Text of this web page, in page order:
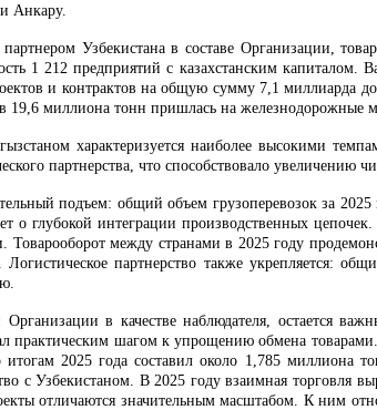
Анкару.
Узбекистана в составе Организации,
1 212 предприятий с казахстанским
и контрактов на общую сумму 7,1 миллиарда
19,6 миллиона тонн пришлась на железнодорожные
характеризуется наиболее высокими
партнерства, что способствовало увеличению
подъем: общий объем грузоперевозок за
о глубокой интеграции производственных
Товарооборот между странами в 2025 году
партнерство также укрепляется:
в качестве наблюдателя, остается
практическим шагом к упрощению обмена
2025 года составил около 1,785 миллиона
с Узбекистаном. В 2025 году взаимная
отличаются значительным масштабом. К ним